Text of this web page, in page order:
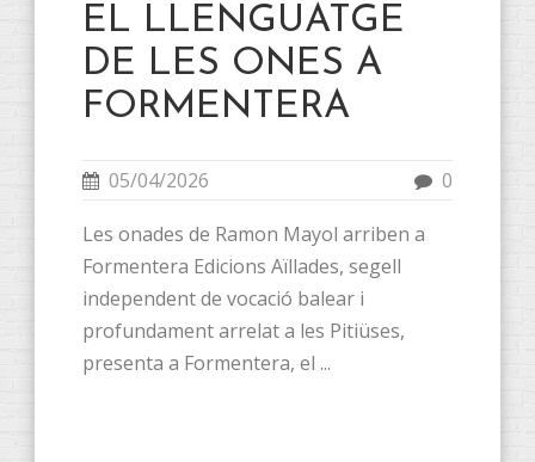
EL LLENGUATGE
DE LES ONES A
FORMENTERA
05/04/2026 0
Les onades de Ramon Mayol arriben a
Formentera Edicions Aïllades, segell
independent de vocació balear i
profundament arrelat a les Pitiüses,
presenta a Formentera, el ...